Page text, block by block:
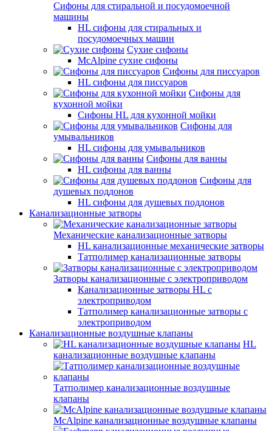
Сифоны для стиральной и посудомоечной
машины
HL сифоны для стиральных и
посудомоечных машин
Сухие сифоны
McAlpine сухие сифоны
Сифоны для писсуаров
HL сифоны для писсуаров
Сифоны для
кухонной мойки
Сифоны HL для кухонной мойки
Сифоны для
умывальников
HL сифоны для умывальников
Сифоны для ванны
HL сифоны для ванны
Сифоны для
душевых поддонов
HL сифоны для душевых поддонов
Канализационные затворы
Механические канализационные затворы
HL канализационные механические затворы
Татполимер канализационные затворы
Затворы канализационные с электроприводом
Канализационные затворы HL с
электроприводом
Татполимер канализационные затворы с
электроприводом
Канализационные воздушные клапаны
HL
канализационные воздушные клапаны
Татполимер канализационные воздушные
клапаны
McAlpine канализационные воздушные клапаны